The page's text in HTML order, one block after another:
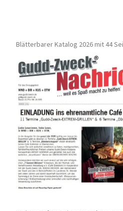
Blätterbarer Katalog 2026 mit 44